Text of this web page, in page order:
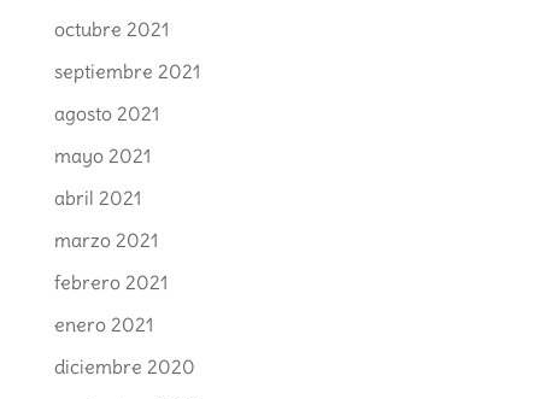
octubre 2021
septiembre 2021
agosto 2021
mayo 2021
abril 2021
marzo 2021
febrero 2021
enero 2021
diciembre 2020